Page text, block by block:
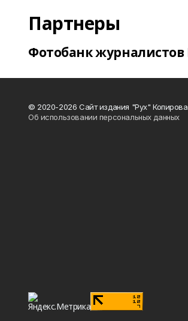
Партнеры
Фотобанк журналистов
© 2020-2026 Сайт издания "Рух"
Об использовании персональных данных